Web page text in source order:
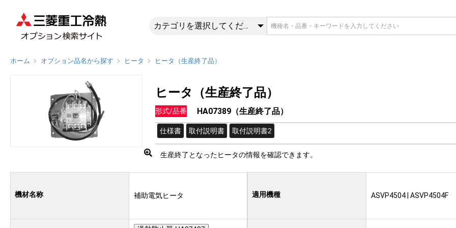
HA07389（生産終了品） | ヒータ（生
カテゴリを選択してください
ホーム オプション品名から探す ヒータ ヒータ（生産終了品）
ヒータ（生産終了品）
形式/品番 HA07389（生産終了品）
仕様書 取付説明書 取付説明書2
生産終了となったヒータの情報を確認できます。
機材名称 補助電気ヒータ 適用機種 ASVP4504 | ASVP4504F